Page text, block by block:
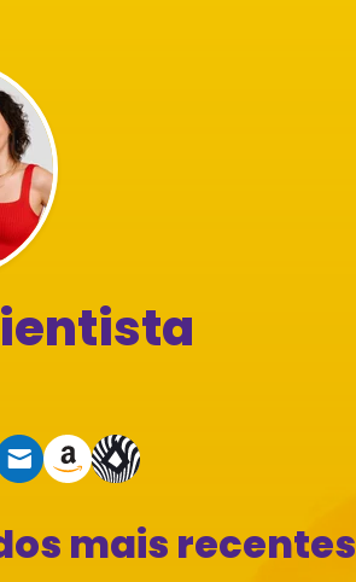
mais recentes